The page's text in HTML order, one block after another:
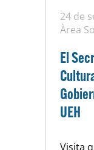
24 de
Àrea
El
UEH
Visita